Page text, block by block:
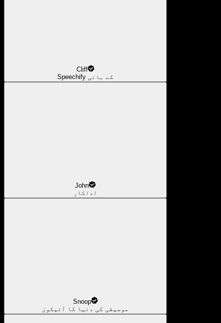
Cliff
Speechify کے بانی
John
اداکار
Snoop
موسیقی کی دنیا کا آئیکون